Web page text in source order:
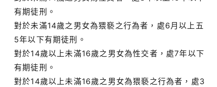
有期徒刑。
對於未滿14歲之男女為猥褻之行為者，處6月以上五
5年以下有期徒刑。
對於14歲以上未滿16歲之男女為性交者，處7年以下
有期徒刑。
對於14歲以上未滿16歲之男女為猥褻之行為者，處3